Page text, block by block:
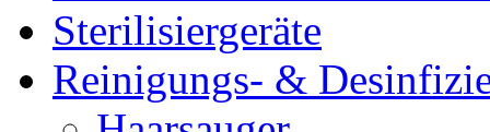
Sterilisiergeräte
Reinigungs- &